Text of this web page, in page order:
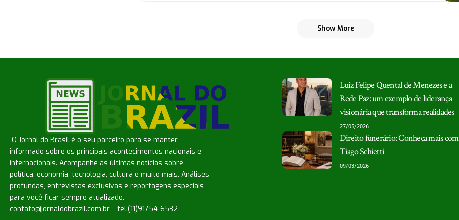
Show More
O Jornal do Brasil é o seu parceiro para se manter
informado sobre os principais acontecimentos nacionais e
internacionais. Acompanhe as últimas notícias sobre
política, economia, tecnologia, cultura e muito mais. Análises
profundas, entrevistas exclusivas e reportagens especiais
para você ficar sempre atualizado.
contato@jornaldobrazil.com.br – tel.(11)91754-6532
Luiz Felipe Quental de Menezes e a
Rede Paz: um exemplo de liderança
visionária que transforma realidades
27/05/2026
Direito funerário: Conheça mais com
Tiago Schietti
09/03/2026